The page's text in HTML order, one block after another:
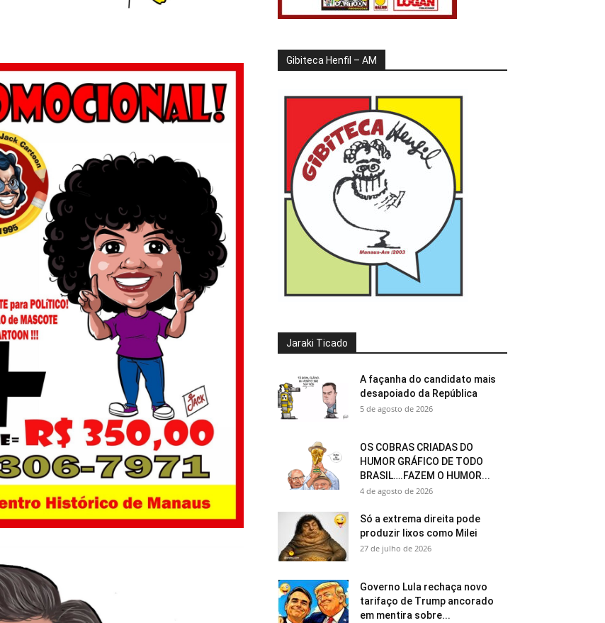
Gibiteca Henfil – AM
Jaraki Ticado
A façanha do candidato mais
desapoiado da República
5 de agosto de 2026
OS COBRAS CRIADAS DO
HUMOR GRÁFICO DE TODO
BRASIL….FAZEM O HUMOR...
4 de agosto de 2026
Só a extrema direita pode
produzir lixos como Milei
27 de julho de 2026
Governo Lula rechaça novo
tarifaço de Trump ancorado
em mentira sobre...